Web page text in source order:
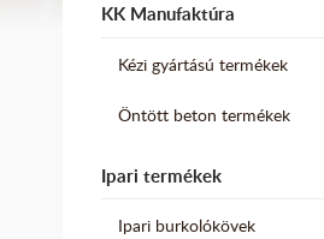
KK Manufaktúra
Kézi gyártású termékek
Öntött beton termékek
Ipari termékek
Ipari burkolókövek